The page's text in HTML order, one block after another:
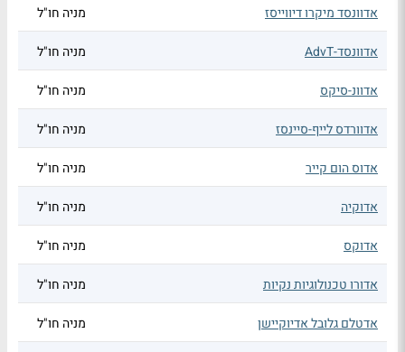
אדוונסד מיקרו דיווייסז מניה חו"ל
אדוונסד-AdvT מניה חו"ל
אדוונ-סיקס מניה חו"ל
אדוורדס לייף-סיינסז מניה חו"ל
אדוס הום קייר מניה חו"ל
אדוקיה מניה חו"ל
אדוקס מניה חו"ל
אדורו טכנולוגיות נקיות מניה חו"ל
אדטלם גלובל אדיוקיישן מניה חו"ל